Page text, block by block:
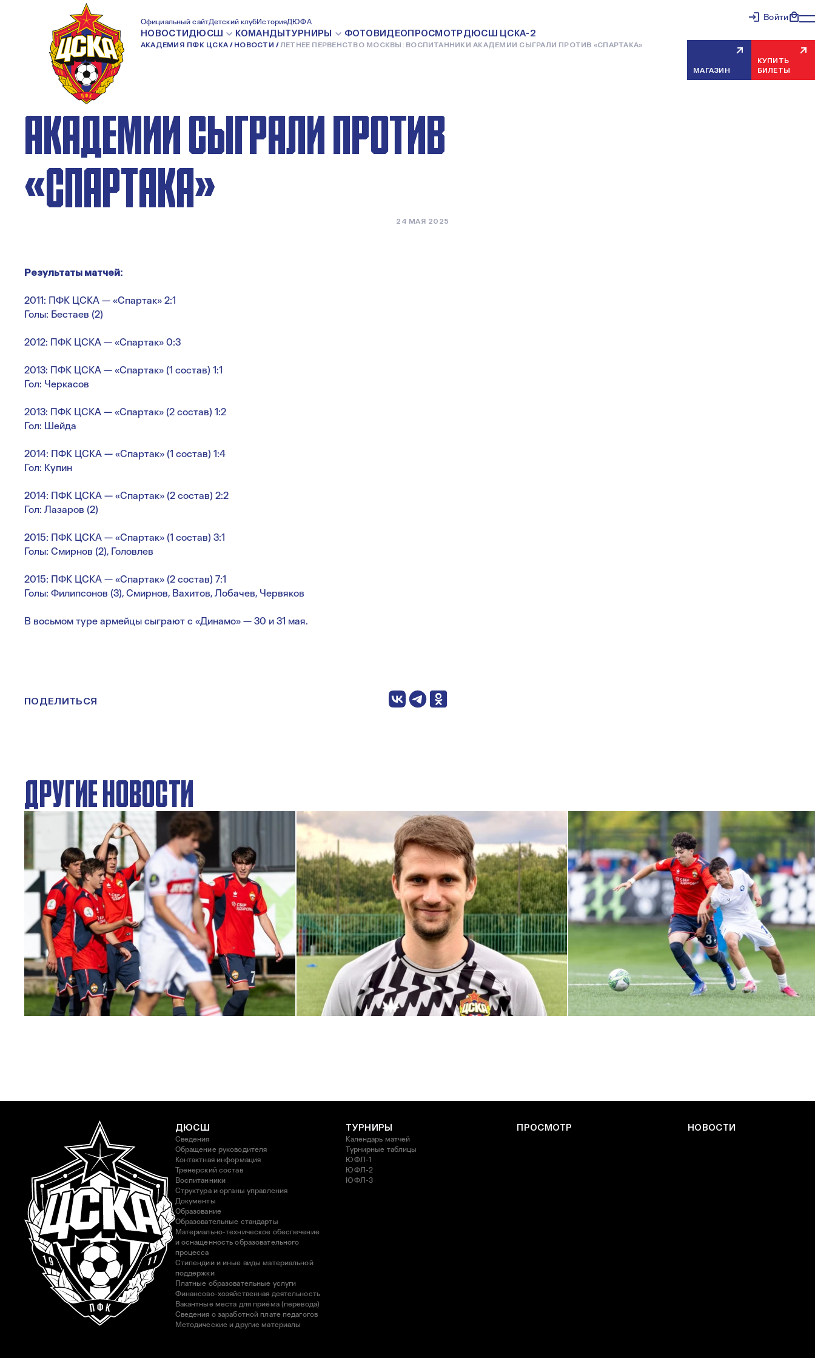
Официальный сайтДетский клубИсторияДЮФА
НОВОСТИДЮСШ КОМАНДЫТУРНИРЫ ФОТОВИДЕОПРОСМОТРДЮСШ ЦСКА-2
АКАДЕМИЯ ПФК ЦСКА НОВОСТИ ЛЕТНЕЕ ПЕРВЕНСТВО МОСКВЫ: ВОСПИТАННИКИ АКАДЕМИИ СЫГРАЛИ ПРОТИВ «СПАРТАКА»
Войти
МАГАЗИН
КУПИТЬ
БИЛЕТЫ
ЛЕТНЕЕ ПЕРВЕНСТВО
МОСКВЫ: ВОСПИТАННИКИ
АКАДЕМИИ СЫГРАЛИ ПРОТИВ
«СПАРТАКА»
24 МАЯ 2025
Результаты матчей:
2011: ПФК ЦСКА — «Спартак» 2:1
Голы: Бестаев (2)
2012: ПФК ЦСКА — «Спартак» 0:3
2013: ПФК ЦСКА — «Спартак» (1 состав) 1:1
Гол: Черкасов
2013: ПФК ЦСКА — «Спартак» (2 состав) 1:2
Гол: Шейда
2014: ПФК ЦСКА — «Спартак» (1 состав) 1:4
Гол: Купин
2014: ПФК ЦСКА — «Спартак» (2 состав) 2:2
Гол: Лазаров (2)
2015: ПФК ЦСКА — «Спартак» (1 состав) 3:1
Голы: Смирнов (2), Головлев
2015: ПФК ЦСКА — «Спартак» (2 состав) 7:1
Голы: Филипсонов (3), Смирнов, Вахитов, Лобачев, Червяков
В восьмом туре армейцы сыграют с «Динамо» — 30 и 31 мая.
ПОДЕЛИТЬСЯ
ДРУГИЕ НОВОСТИ
ЮФЛ: Московское дерби на «Октябре»
3 АВГУСТА 2026 14:15
С возвращением в родной клуб, Антон Александрович!
27 ИЮЛЯ 2026 14:40
ЮФЛ: Армейцы приняли «Чертаново»
ДЮСШ
Сведения
Обращение руководителя
Контактная информация
Тренерский состав
Воспитанники
Структура и органы управления
Документы
Образование
Образовательные стандарты
Материально-техническое обеспечение
и оснащенность образовательного
процесса
Стипендии и иные виды материальной
поддержки
Платные образовательные услуги
Финансово-хозяйственная деятельность
Вакантные места для приёма (перевода)
Сведения о заработной плате педагогов
Методические и другие материалы
ТУРНИРЫ
Календарь матчей
Турнирные таблицы
ЮФЛ-1
ЮФЛ-2
ЮФЛ-3
ПРОСМОТР НОВОСТИ